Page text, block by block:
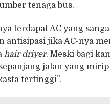
tenaga bus.
terdapat AC yang
jika AC-nya
hair driyer. Meski bagi
jalan yang
tertinggi”.